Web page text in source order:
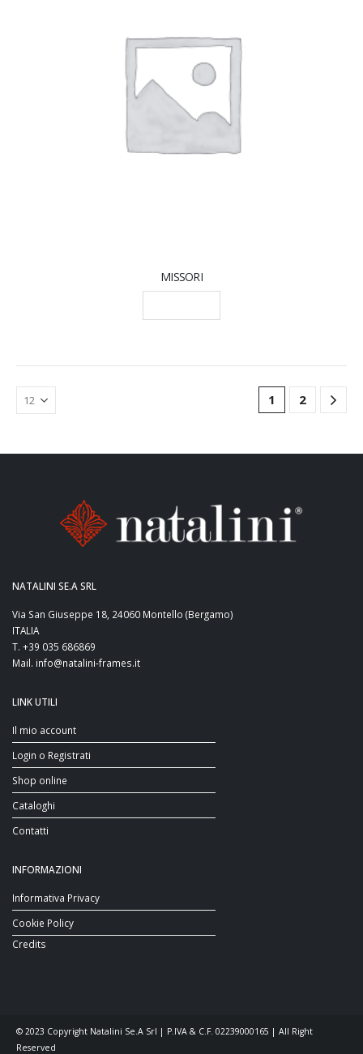
MISSORI
1 2
NATALINI SE.A SRL
Via San Giuseppe 18, 24060 Montello (Bergamo)
ITALIA
T. +39 035 686869
Mail. info@natalini-frames.it
LINK UTILI
Il mio account
Login o Registrati
Shop online
Cataloghi
Contatti
INFORMAZIONI
Informativa Privacy
Cookie Policy
Credits
© 2023 Copyright Natalini Se.A Srl | P.IVA & C.F. 02239000165 | All Right
Reserved